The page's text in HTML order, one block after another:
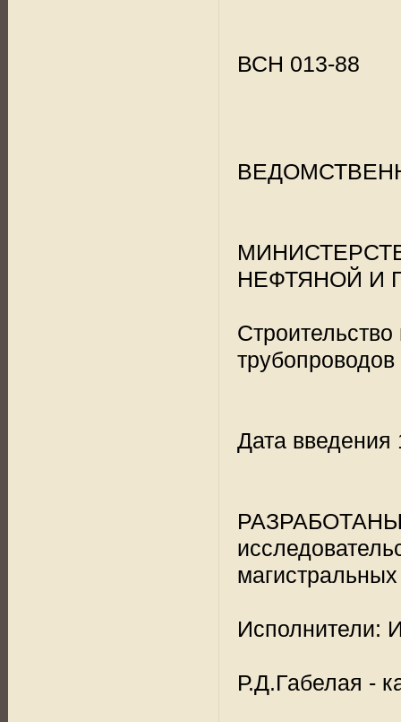
ВСН 013-88
НЕФТЯНОЙ И
Дата введения
Исполнители:
Р.Д.Габелая -